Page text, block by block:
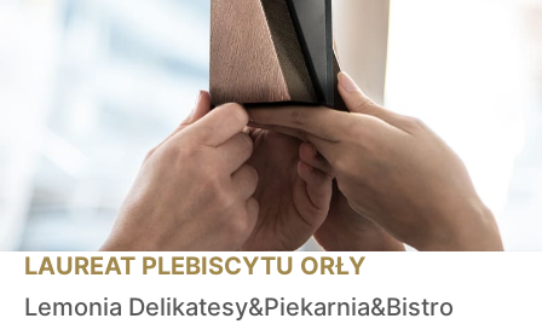
LAUREAT PLEBISCYTU ORŁY
Lemonia Delikatesy&Piekarnia&Bistro